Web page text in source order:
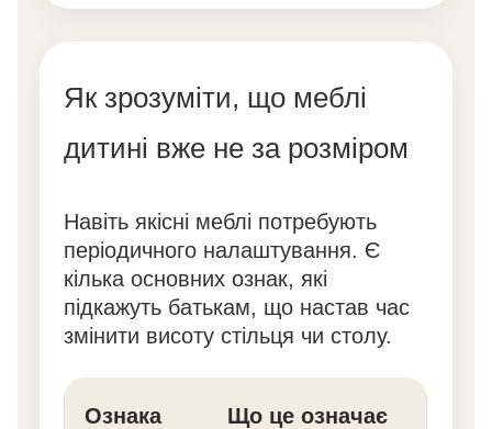
Як зрозуміти, що меблі
дитині вже не за розміром
Навіть якісні меблі потребують
періодичного налаштування. Є
кілька основних ознак, які
підкажуть батькам, що настав час
змінити висоту стільця чи столу.
Ознака Що це означає